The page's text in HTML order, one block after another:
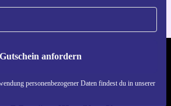
Gutschein anfordern
personenbezogener Daten findest du in unserer
- RETHINK NEW.
FOLGE UNS